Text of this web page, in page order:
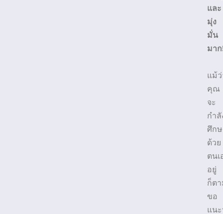
และ
มุ่ง
มั่น
มา
แม้ว่
คุณ
จะ
กำลั
ศึก
ด้วย
ตนเ
อยู่
ก็ต
ขอ
แน